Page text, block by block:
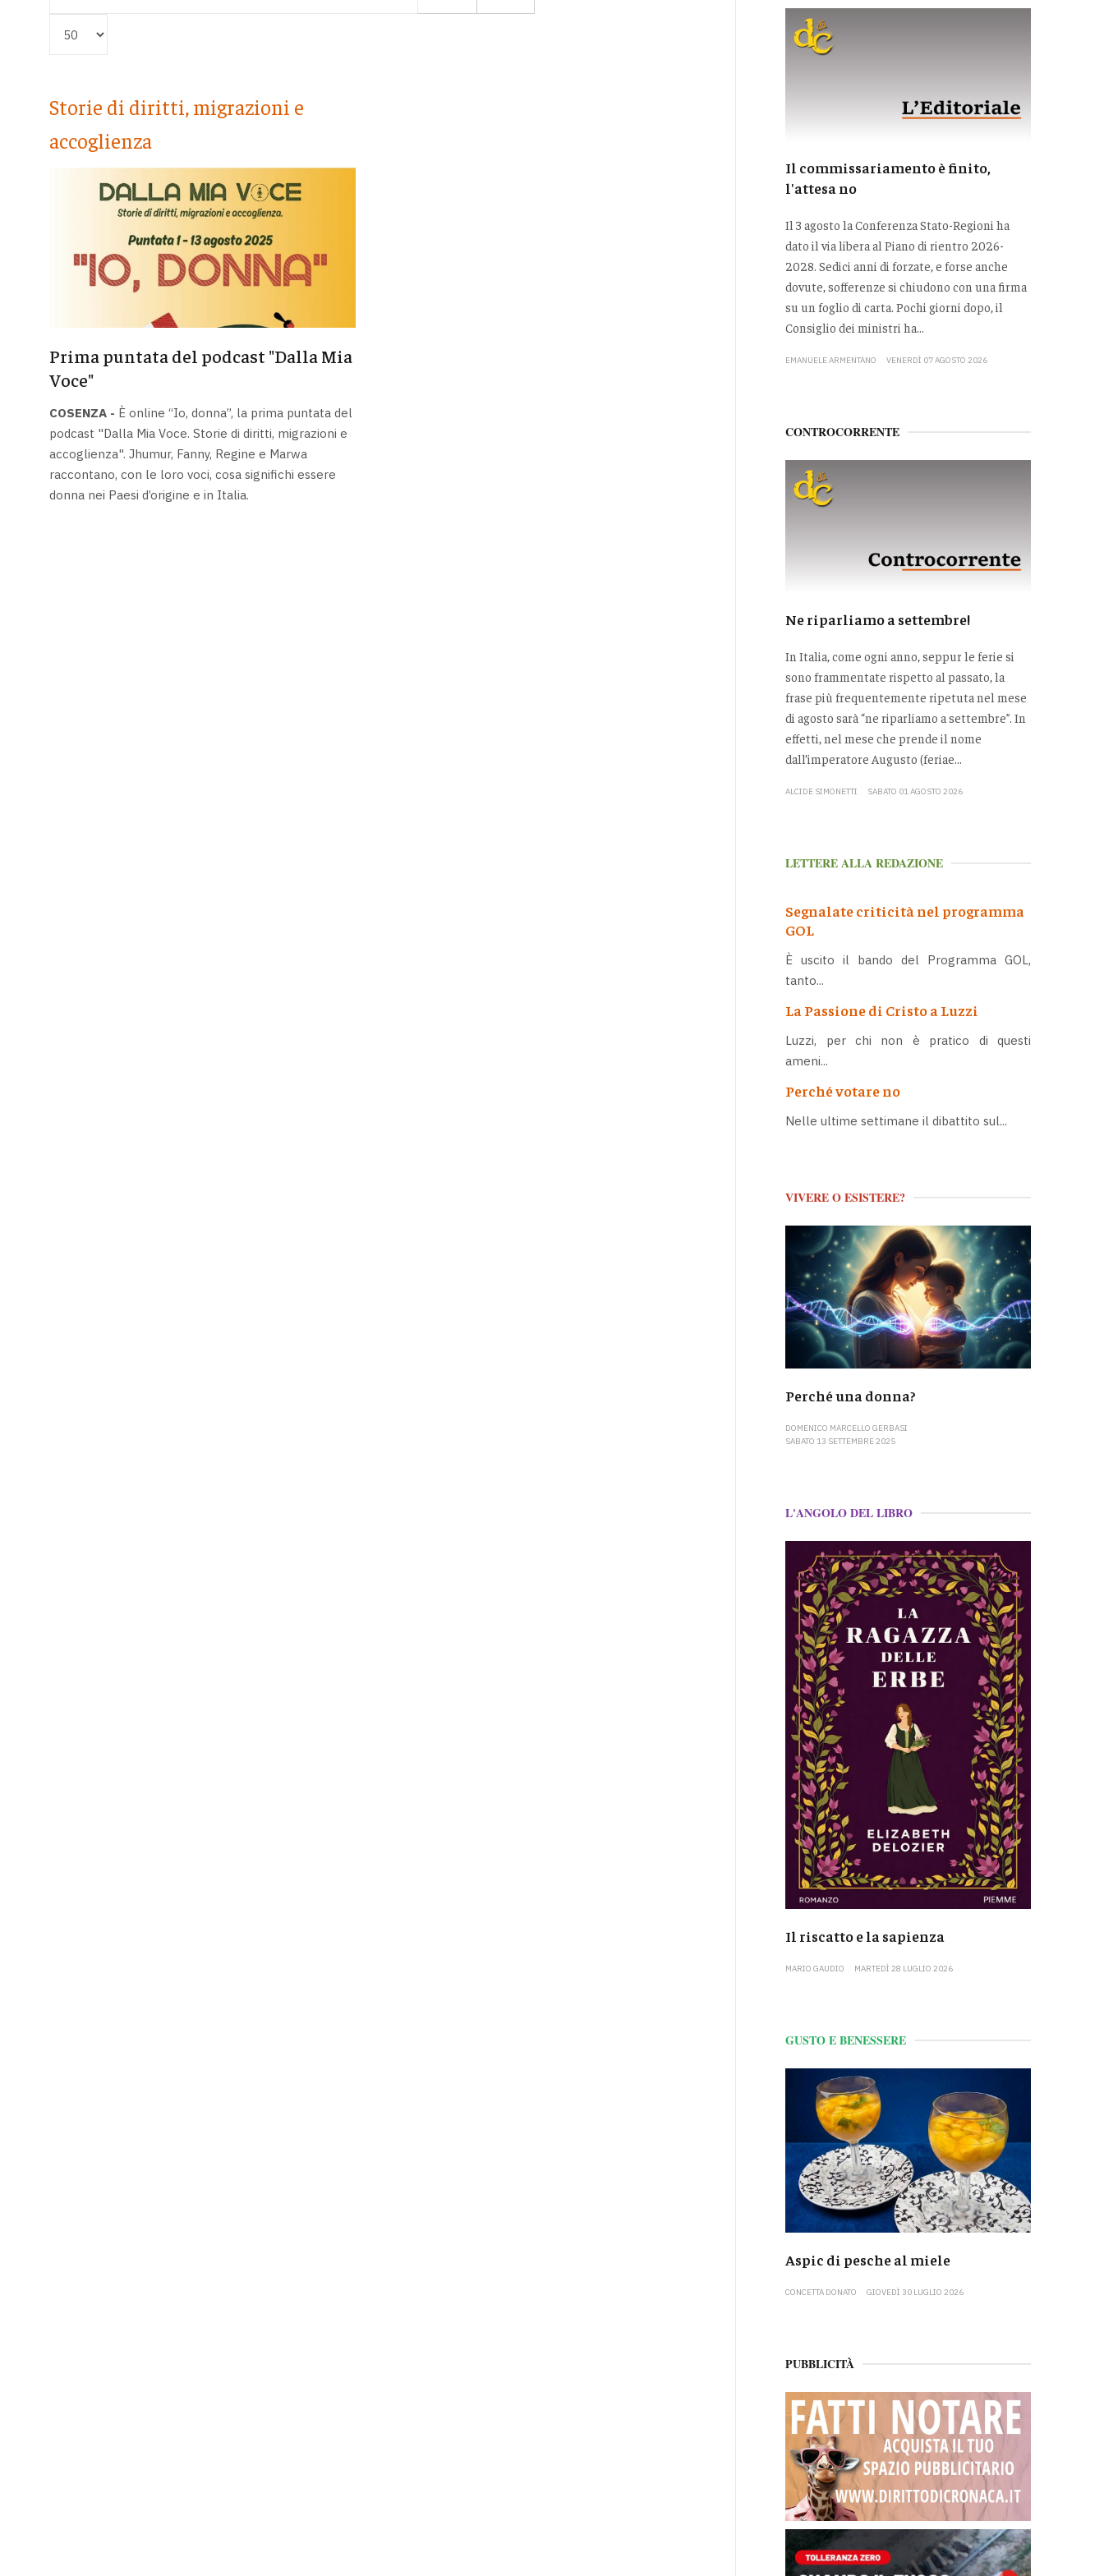
Storie di diritti, migrazioni e
accoglienza
Prima puntata del podcast "Dalla Mia
Voce"
COSENZA - È online “Io, donna”, la prima puntata del
podcast "Dalla Mia Voce. Storie di diritti, migrazioni e
accoglienza". Jhumur, Fanny, Regine e Marwa
raccontano, con le loro voci, cosa significhi essere
donna nei Paesi d’origine e in Italia.
Il commissariamento è finito,
l'attesa no
Il 3 agosto la Conferenza Stato-Regioni ha
dato il via libera al Piano di rientro 2026-
2028. Sedici anni di forzate, e forse anche
dovute, sofferenze si chiudono con una firma
su un foglio di carta. Pochi giorni dopo, il
Consiglio dei ministri ha...
EMANUELE ARMENTANO VENERDÌ 07 AGOSTO 2026
CONTROCORRENTE
Ne riparliamo a settembre!
In Italia, come ogni anno, seppur le ferie si
sono frammentate rispetto al passato, la
frase più frequentemente ripetuta nel mese
di agosto sarà “ne riparliamo a settembre”. In
effetti, nel mese che prende il nome
dall’imperatore Augusto (feriae...
ALCIDE SIMONETTI SABATO 01 AGOSTO 2026
LETTERE ALLA REDAZIONE
Segnalate criticità nel programma
GOL
È uscito il bando del Programma GOL,
tanto...
La Passione di Cristo a Luzzi
Luzzi, per chi non è pratico di questi
ameni...
Perché votare no
Nelle ultime settimane il dibattito sul...
VIVERE O ESISTERE?
Perché una donna?
DOMENICO MARCELLO GERBASI
SABATO 13 SETTEMBRE 2025
L'ANGOLO DEL LIBRO
Il riscatto e la sapienza
MARIO GAUDIO MARTEDÌ 28 LUGLIO 2026
GUSTO E BENESSERE
Aspic di pesche al miele
CONCETTA DONATO GIOVEDÌ 30 LUGLIO 2026
PUBBLICITÀ